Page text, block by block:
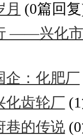
(0篇回
——兴化市
企：化肥厂
化齿轮厂
巷的传说(0